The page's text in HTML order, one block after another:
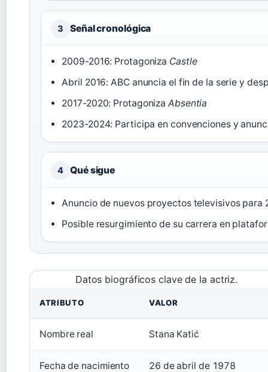
3 Señal cronológica
2009-2016: Protagoniza Castle
Abril 2016: ABC anuncia el fin de la serie y
2017-2020: ProtagonizaAbsentia
2023-2024: Participa en convenciones y
4 Qué sigue
Anuncio de nuevos proyectos televisivos para
Posible resurgimiento de su carrera en
Datos biográficos clave de la actriz.
ATRIBUTO VALOR
Nombre real Stana Katić
Fecha de nacimiento 26 de abril de 1978